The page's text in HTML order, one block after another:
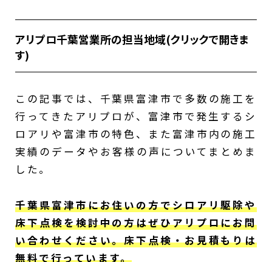
アリプロ千葉営業所の担当地域(クリックで開きま
す)
東金市、千葉市緑区、佐倉市、四街道市、
子町、長生村、一宮町、長南町、睦沢町、多
古町、匝瑳市、旭市、山武市、八街市、芝山
町、九十九里町、横芝光町、大多喜町、いす
み市、千葉市美浜区、千葉市稲毛区、千葉市
中央区、千葉市若葉区、君津市、市原市、木
袖ケ浦市、館山市、富津市、南房総市
この記事では、千葉県富津市で多数の施工を
行ってきたアリプロが、富津市で発生するシ
ロアリや富津市の特色、また富津市内の施工
実績のデータやお客様の声についてまとめま
した。
千葉県富津市にお住いの方でシロアリ駆除や
床下点検を検討中の方はぜひアリプロにお問
い合わせください。床下点検・お見積もりは
無料で行っています。